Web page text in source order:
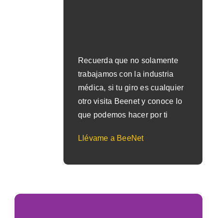
Recuerda que no solamente
trabajamos con la industria
médica, si tu giro es cualquier
otro visita Beenet y conoce lo
que podemos hacer por ti
Llévame a BeeNet